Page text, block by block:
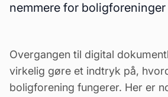
nemmere for boligforeninger
Overgangen til digital
virkelig gøre et indtryk på,
boligforening fungerer. Her er